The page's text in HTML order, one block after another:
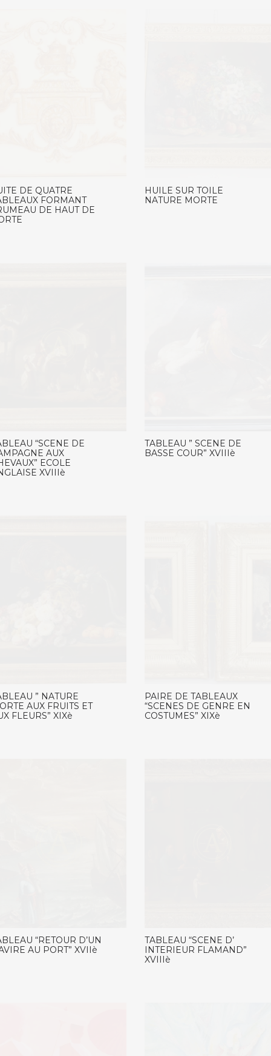
DE QUATRE
FORMANT
DE HAUT DE
HUILE SUR TOILE
NATURE MORTE
“SCENE DE
AUX
ECOLE
XVIIIè
TABLEAU ” SCENE DE
BASSE COUR” XVIIIè
” NATURE
AUX FRUITS ET
FLEURS” XIXè
PAIRE DE TABLEAUX
“SCENES DE GENRE EN
COSTUMES” XIXè
“RETOUR D’UN
AU PORT” XVIIè
TABLEAU “SCENE D’
INTERIEUR FLAMAND”
XVIIIè